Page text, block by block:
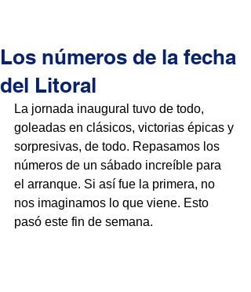
Los números de la fecha
del Litoral
La jornada inaugural tuvo de todo,
goleadas en clásicos, victorias épicas y
sorpresivas, de todo. Repasamos los
números de un sábado increíble para
el arranque. Si así fue la primera, no
nos imaginamos lo que viene. Esto
pasó este fin de semana.